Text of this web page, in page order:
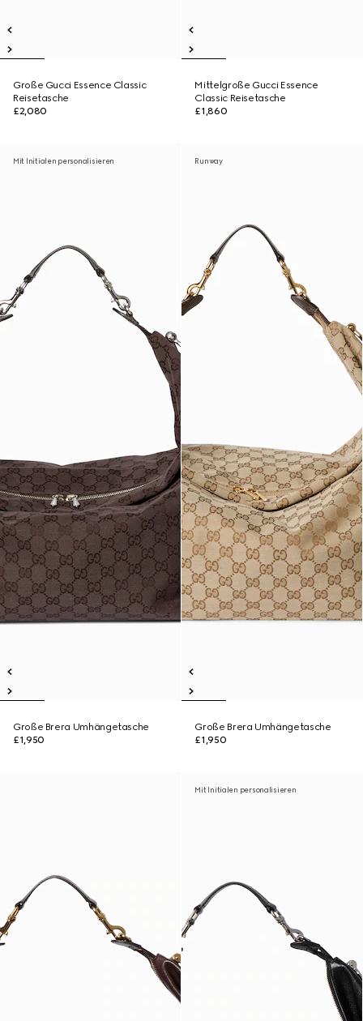
Große Gucci Essence Classic
Reisetasche
£2,080
Mittelgroße Gucci Essence
Classic Reisetasche
£1,860
Mit Initialen personalisieren
Große Brera Umhängetasche
£1,950
Runway
Große Brera Umhängetasche
£1,950
Mit Initialen personalisieren